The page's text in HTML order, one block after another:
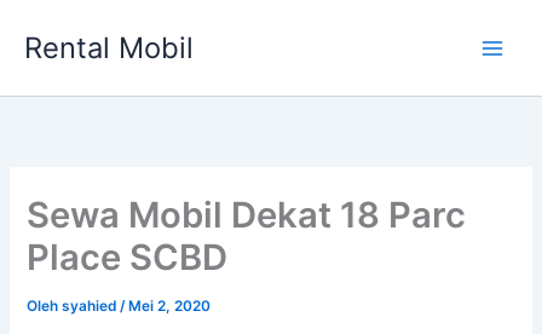
Rental Mobil
Sewa Mobil Dekat 18 Parc
Place SCBD
Olehsyahied/ Mei 2, 2020